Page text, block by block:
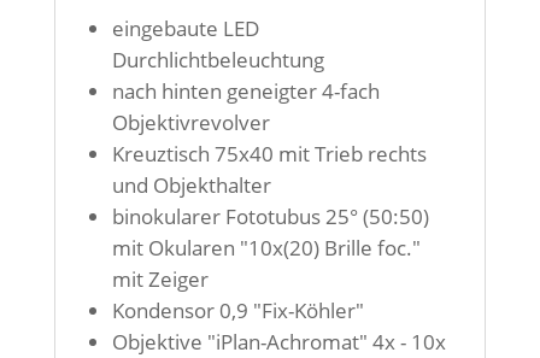
eingebaute LED
Durchlichtbeleuchtung
nach hinten geneigter 4-fach
Objektivrevolver
Kreuztisch 75x40 mit Trieb rechts
und Objekthalter
binokularer Fototubus 25° (50:50)
mit Okularen "10x(20) Brille foc."
mit Zeiger
Kondensor 0,9 "Fix-Köhler"
Objektive "iPlan-Achromat" 4x - 10x